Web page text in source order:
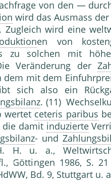
von den —
wird das Ausmass
Zugleich wird eine
en von
zu solchen mit
Veränderung der
mit dem
sich also ein
. (11)
wertet ceteris paribus
die damit induzierte
- und
H. u. a.,
Göttingen 1986, S.
Bd. 9, Stuttgart u.